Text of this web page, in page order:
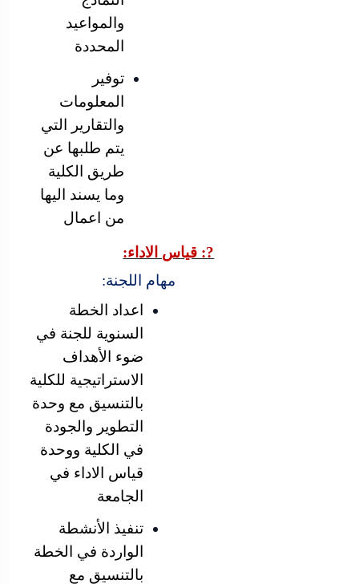
والمواعيد
المحددة
توفير
المعلومات
والتقارير التي
يتم طلبها عن
طريق الكلية
وما يسند اليها
من اعمال
?: قياس الاداء:
مهام اللجنة:
اعداد الخطة
السنوية للجنة في
ضوء الأهداف
الاستراتيجية للكلية
بالتنسيق مع وحدة
التطوير والجودة
في الكلية ووحدة
قياس الاداء في
الجامعة
تنفيذ الأنشطة
الواردة في الخطة
بالتنسيق مع